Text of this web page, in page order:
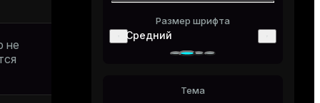
Размер шрифта
Средний
Тема
не